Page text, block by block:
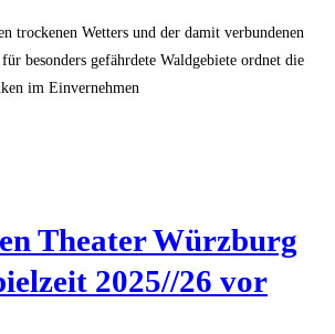
trockenen Wetters und der damit verbundenen
besonders gefährdete Waldgebiete ordnet die
im Einvernehmen
Thea­ter Würz­burg
2025/​/​26 vor